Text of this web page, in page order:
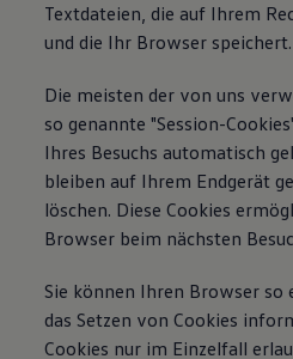
Textdateien, die auf Ihrem
und die Ihr Browser speichert.
Die meisten der von uns
so genannte "Session-
Ihres Besuchs automatisch
bleiben auf Ihrem Endgerät
löschen. Diese Cookies
Browser beim nächsten
Sie können Ihren Browser so
das Setzen von Cookies
Cookies nur im Einzelfall